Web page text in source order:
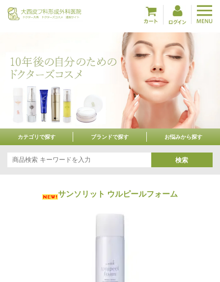
カテゴリで探す ブランドで探す お悩みから探す
検索
サンソリット ウルピールフォーム